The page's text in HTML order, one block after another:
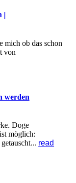
|
mich ob das schon
von
werden
Doge
möglich:
read